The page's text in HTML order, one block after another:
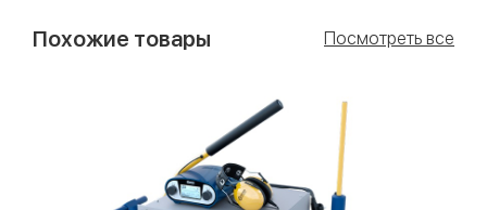
Похожие товары Посмотреть все